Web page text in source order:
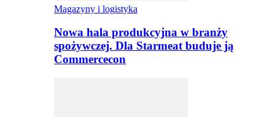
Magazyny i logistyka
Nowa hala produkcyjna w branży
spożywczej. Dla Starmeat buduje ją
Commercecon